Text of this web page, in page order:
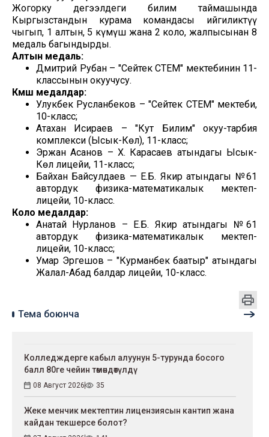
Жогорку деңгээлдеги билим таймашында
Кыргызстандын курама командасы ийгиликтүү
чыгып, 1 алтын, 5 күмүш жана 2 коло, жалпысынан 8
медаль багындырды.
Алтын медаль:
Дмитрий Рубан – "Сейтек СТЕМ" мектебинин 11-
классынын окуучусу.
Күмүш медалдар:
Улукбек Русланбеков – "Сейтек СТЕМ" мектеби,
10-класс;
Атахан Исираев – "Кут Билим" окуу-тарбия
комплекси (Ысык-Көл), 11-класс;
Эржан Асанов – Х. Карасаев атындагы Ысык-
Көл лицейи, 11-класс;
Байхан Байсулдаев — Е.Б. Якир атындагы №61
автордук физика-математикалык мектеп-
лицейи, 10-класс.
Коло медалдар:
Анатай Нурланов – Е.Б. Якир атындагы №61
автордук физика-математикалык мектеп-
лицейи, 10-класс;
Умар Эргешов – "Курманбек баатыр" атындагы
Жалал-Абад балдар лицейи, 10-класс.
Тема боюнча
Колледждерге кабыл алуунун 5-турунда босого
балл 80ге чейин төмөндөтүлдү
08 Август 2026 35
Жеке менчик мектептин лицензиясын кантип жана
кайдан текшерсе болот?